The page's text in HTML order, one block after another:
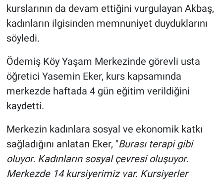
kurslarının da devam ettiğini vurgulayan Akbaş,
kadınların ilgisinden memnuniyet duyduklarını
söyledi.
Ödemiş Köy Yaşam Merkezinde görevli usta
öğretici Yasemin Eker, kurs kapsamında
merkezde haftada 4 gün eğitim verildiğini
kaydetti.
Merkezin kadınlara sosyal ve ekonomik katkı
sağladığını anlatan Eker, "Burası terapi gibi
oluyor. Kadınların sosyal çevresi oluşuyor.
Merkezde 14 kursiyerimiz var. Kursiyerler